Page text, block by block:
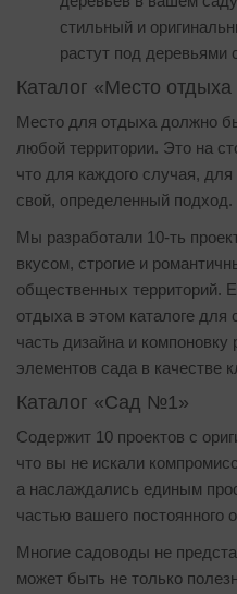
стильный и
растут под деревьями
Каталог «Место
Место для отдыха должно
любой территории. Это на
что для каждого случая,
свой, определенный подход.
Мы разработали 10-ть
вкусом, строгие и
общественных территорий.
отдыха в этом каталоге для
часть дизайна и компоновку
элементов сада в качестве
Каталог «Сад №1»
Cодержит 10 проектов с
что вы не искали
а наслаждались единым
частью вашего постоянного
Многие садоводы не
может быть не только